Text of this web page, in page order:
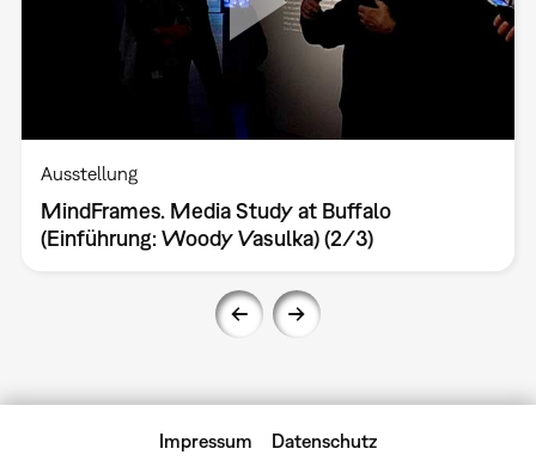
Ausstellung
MindFrames. Media Study at Buffalo
(Einführung: Woody Vasulka) (2/3)
Impressum Datenschutz